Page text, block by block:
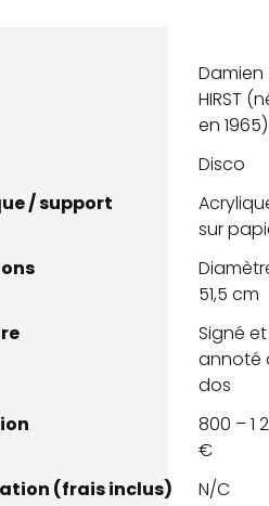
Damien
HIRST
en 1965)
Disco
/ support
sur
51,5 cm
Signé et
annoté
dos
800 – 1
€
(frais inclus)
N/C